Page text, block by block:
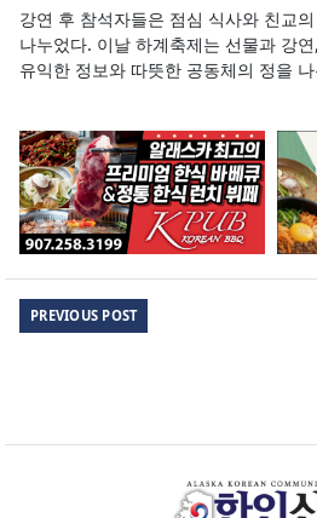
강연 후 참석자들은 점심 식사와 친교
나누었다. 이날 하계축제는 선물과 강
유익한 정보와 따뜻한 공동체의 정을
PREVIOUS POST